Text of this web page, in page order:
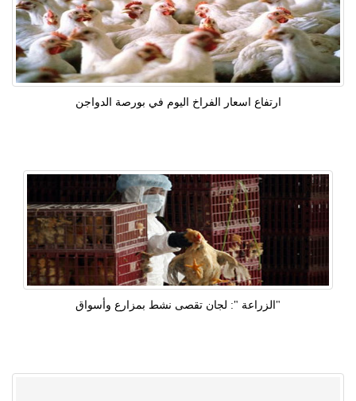
ارتفاع اسعار الفراخ اليوم في بورصة الدواجن
"الزراعة ": لجان تقصى نشط بمزارع وأسواق